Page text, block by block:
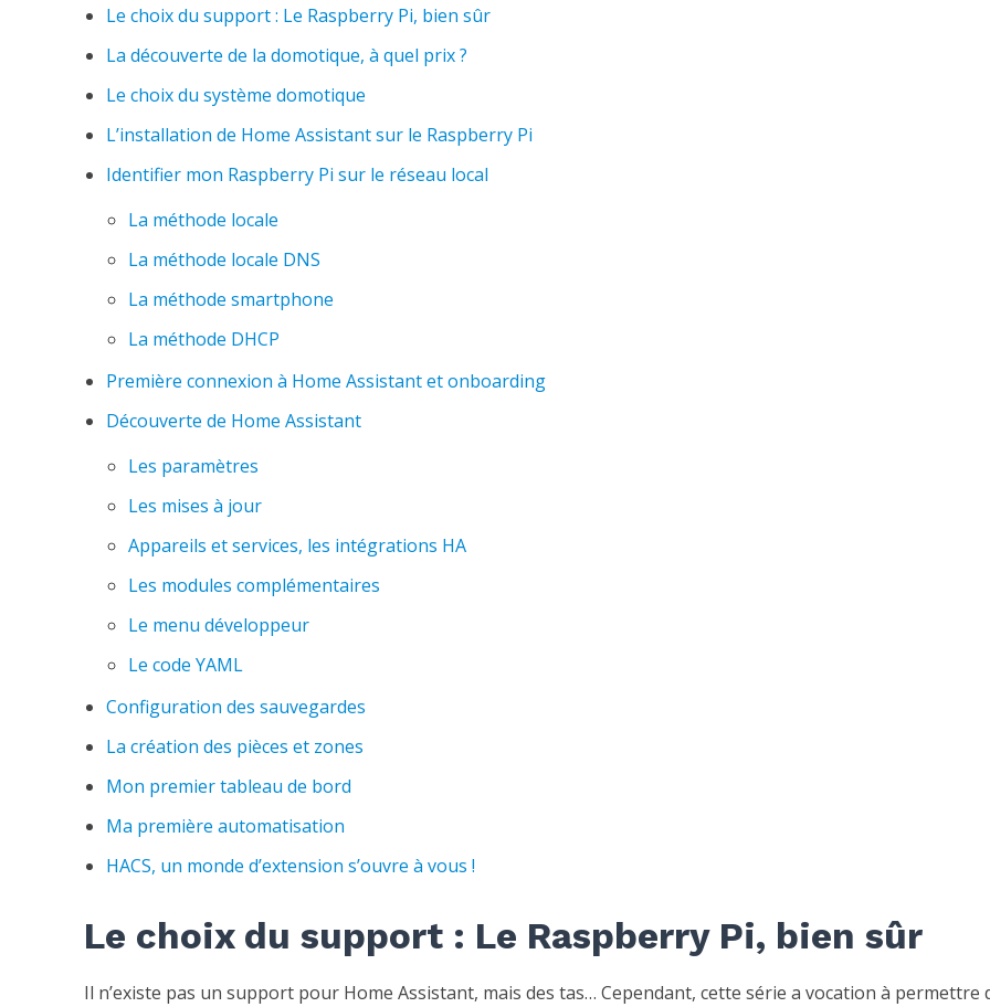
Le choix du support : Le Raspberry Pi, bien sûr
La découverte de la domotique, à quel prix ?
Le choix du système domotique
L’installation de Home Assistant sur le Raspberry Pi
Identifier mon Raspberry Pi sur le réseau local
La méthode locale
La méthode locale DNS
La méthode smartphone
La méthode DHCP
Première connexion à Home Assistant et onboarding
Découverte de Home Assistant
Les paramètres
Les mises à jour
Appareils et services, les intégrations HA
Les modules complémentaires
Le menu développeur
Le code YAML
Configuration des sauvegardes
La création des pièces et zones
Mon premier tableau de bord
Ma première automatisation
HACS, un monde d’extension s’ouvre à vous !
Le choix du support : Le Raspberry Pi, bien sûr
Il n’existe pas un support pour Home Assistant, mais des tas… Cependant, cette série a vocation à permettre